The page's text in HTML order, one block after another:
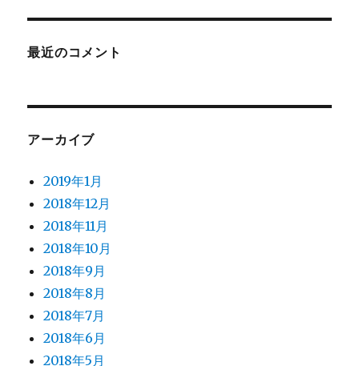
最近のコメント
アーカイブ
2019年1月
2018年12月
2018年11月
2018年10月
2018年9月
2018年8月
2018年7月
2018年6月
2018年5月